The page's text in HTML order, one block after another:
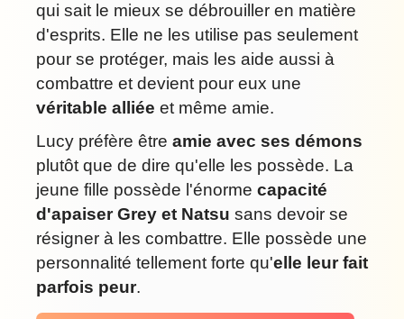
qui sait le mieux se débrouiller en matière
d'esprits. Elle ne les utilise pas seulement
pour se protéger, mais les aide aussi à
combattre et devient pour eux une
véritable alliée et même amie.
Lucy préfère être amie avec ses démons
plutôt que de dire qu'elle les possède. La
jeune fille possède l'énorme capacité
d'apaiser Grey et Natsu sans devoir se
résigner à les combattre. Elle possède une
personnalité tellement forte qu'elle leur fait
parfois peur.